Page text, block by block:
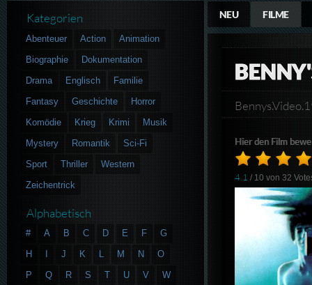
NEU FILME
Hier den Film
4.1 / 10 von32
Kategorien
Abenteuer Action
Animation
Biographie
Dokumentation
Drama
Englisch
Familie
Fantasy
Geschichte
Horror
Komödie
Krieg Krimi
Musik
Mystery
Romantik
Sci-Fi
Sport
Thriller
Western
Zeichentrick
Alphabetisch
# A B C D E F
G
H
J K L M N
O
P
Q R S T U V
W